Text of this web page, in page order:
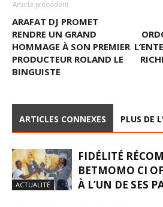
Article précédent
ARAFAT DJ PROMET
RENDRE UN GRAND
HOMMAGE À SON PREMIER
PRODUCTEUR ROLAND LE
BINGUISTE
ARTICLES CONNEXES PLUS DE
ACTUALITÉ
FIDÉLITÉ
BETMOMO CI
À L’UN DE SES